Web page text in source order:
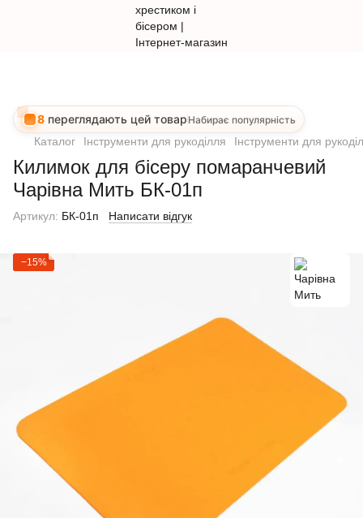
8 переглядають цей товар Набирає популярність
Каталог Інструменти для рукоділля Інструменти для
Килимок для бісеру помаранчевий
Чарівна Мить БК-01п
Артикул: БК-01п Написати відгук
−15%